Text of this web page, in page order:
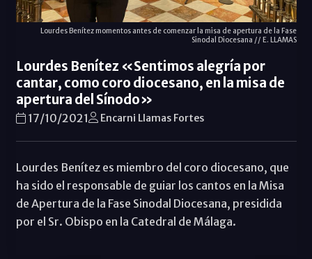
Lourdes Benítez momentos antes de comenzar la misa de apertura de la Fase
Sinodal Diocesana // E. LLAMAS
Lourdes Benítez «Sentimos alegría por
cantar, como coro diocesano, en la misa de
apertura del Sínodo»
17/10/2021 Encarni Llamas Fortes
Lourdes Benítez es miembro del coro diocesano, que
ha sido el responsable de guiar los cantos en la Misa
de Apertura de la Fase Sinodal Diocesana, presidida
por el Sr. Obispo en la Catedral de Málaga.